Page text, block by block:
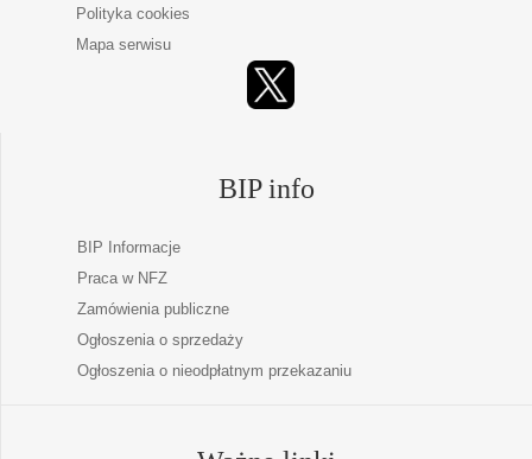
Polityka cookies
Mapa serwisu
BIP info
BIP Informacje
Praca w NFZ
Zamówienia publiczne
Ogłoszenia o sprzedaży
Ogłoszenia o nieodpłatnym przekazaniu